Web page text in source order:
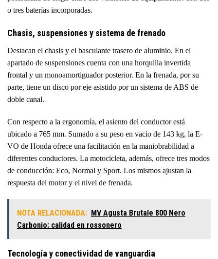
o tres baterías incorporadas.
Chasis, suspensiones y sistema de frenado
Destacan el chasis y el basculante trasero de aluminio. En el
apartado de suspensiones cuenta con una horquilla invertida
frontal y un monoamortiguador posterior. En la frenada, por su
parte, tiene un disco por eje asistido por un sistema de ABS de
doble canal.
Con respecto a la ergonomía, el asiento del conductor está
ubicado a 765 mm. Sumado a su peso en vacío de 143 kg, la E-
VO de Honda ofrece una facilitación en la maniobrabilidad a
diferentes conductores. La motocicleta, además, ofrece tres modos
de conducción: Eco, Normal y Sport. Los mismos ajustan la
respuesta del motor y el nivel de frenada.
NOTA RELACIONADA: MV Agusta Brutale 800 Nero
Carbonio: calidad en rossonero
Tecnología y conectividad de vanguardia